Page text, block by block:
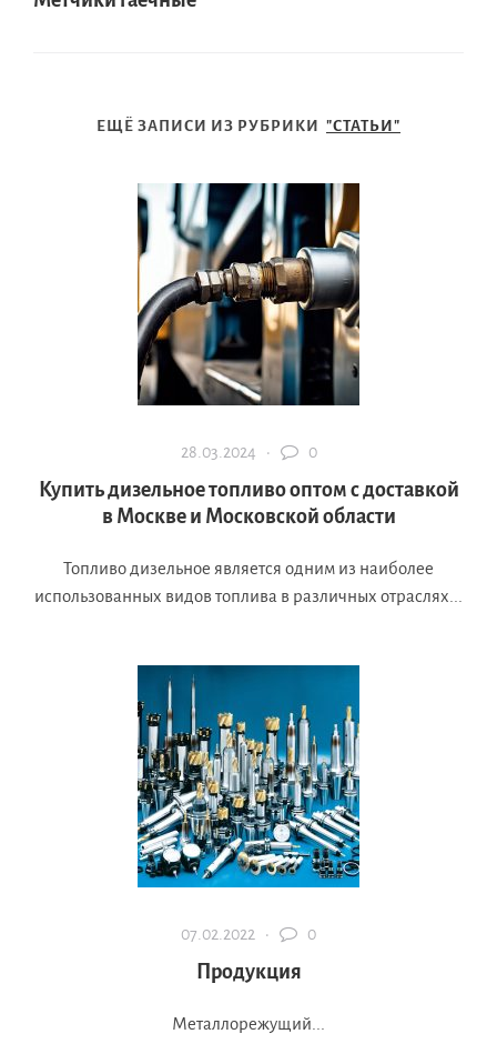
ЕЩЁ ЗАПИСИ ИЗ РУБРИКИ "СТАТЬИ"
28.03.2024 · 0
Купить дизельное топливо оптом с доставкой
в Москве и Московской области
Топливо дизельное является одним из наиболее
использованных видов топлива в различных отраслях...
07.02.2022 · 0
Продукция
Металлорежущий...